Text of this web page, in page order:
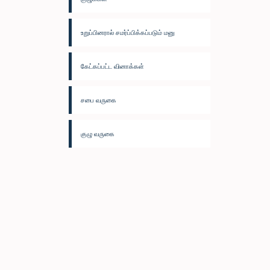
உறுப்பினரால் சமர்ப்பிக்கப்படும் மனு
கேட்கப்பட்ட வினாக்கள்
சபை வருகை
குழு வருகை